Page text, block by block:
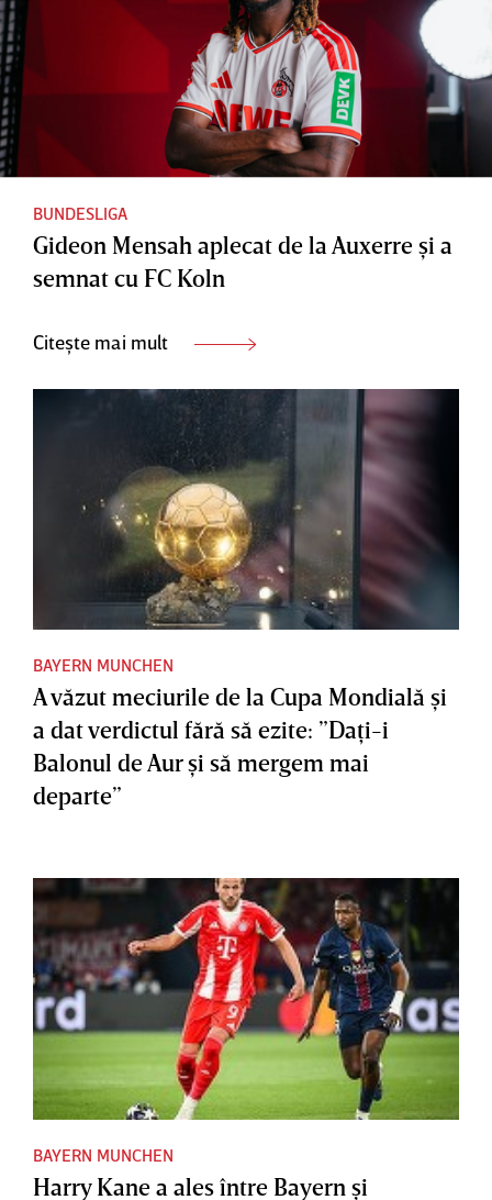
BUNDESLIGA
Gideon Mensah aplecat de la Auxerre şi a
semnat cu FC Koln
Citește mai mult
BAYERN MUNCHEN
A văzut meciurile de la Cupa Mondială şi
a dat verdictul fără să ezite: ”Daţi-i
Balonul de Aur şi să mergem mai
departe”
BAYERN MUNCHEN
Harry Kane a ales între Bayern şi